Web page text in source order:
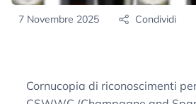
7 Novembre 2025 Condividi
Cornucopia di riconoscimenti